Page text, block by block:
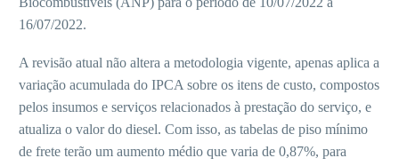
16/07/2022.
A revisão atual não altera a metodologia vigente, apenas aplica a
variação acumulada do IPCA sobre os itens de custo, compostos
pelos insumos e serviços relacionados à prestação do serviço, e
atualiza o valor do diesel. Com isso, as tabelas de piso mínimo
de frete terão um aumento médio que varia de 0,87%, para